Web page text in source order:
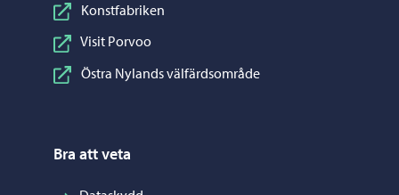
Konstfabriken
Visit Porvoo
Östra Nylands välfärdsområde
Bra att veta